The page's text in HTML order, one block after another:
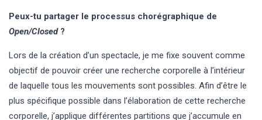
Peux-tu partager le processus chorégraphique de
Open/Closed?
Lors de la création d’un spectacle, je me fixe souvent comme
objectif de pouvoir créer une recherche corporelle à l’intérieur
de laquelle tous les mouvements sont possibles. Afin d’être le
plus spécifique possible dans l’élaboration de cette recherche
corporelle, j’applique différentes partitions que j’accumule en